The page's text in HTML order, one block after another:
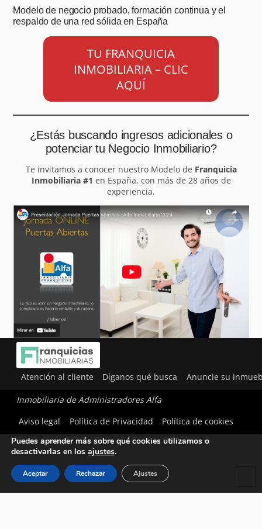
Modelo de negocio probado, formación continua y el
respaldo de una red sólida en España
TU FRANQUICIA
INMOBILIARIA – CLIC
AQUÍ
¿Estás buscando ingresos adicionales o
potenciar tu Negocio Inmobiliario?
Te invitamos a conocer nuestro Modelo de Franquicia
Inmobiliaria #1 en España, con más de 28 años de
experiencia.
Atención al cliente Díganos qué busca Anuncie su
Inmobiliaria de Administradores Alfa
Aviso legal
Política de Privacidad Política de cookies
Utilizamos cookies para ofrecerte la mejor experiencia en
Puedes aprender más sobre qué cookies utilizamos o
desactivarlas en los ajustes.
Aceptar Rechazar Ajustes